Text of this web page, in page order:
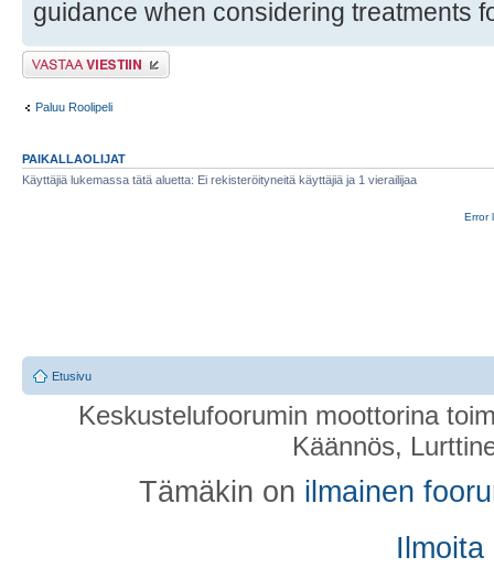
guidance when considering treatments
Lähetä vastaus
Paluu Roolipeli
PAIKALLAOLIJAT
Käyttäjiä lukemassa tätä aluetta: Ei rekisteröityneitä käyttäjiä ja 1 vierailijaa
Error
Etusivu
Keskustelufoorumin moottorina
Käännös,
Tämäkin on ilmainen